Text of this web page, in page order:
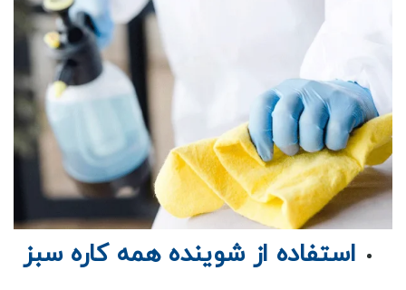
استفاده از شوینده همه کاره سبز